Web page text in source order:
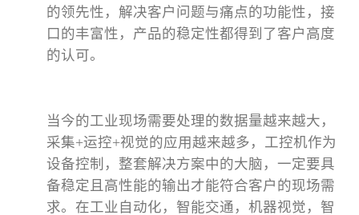
的领先性，解决客户问题与痛点的功能性，接
口的丰富性，产品的稳定性都得到了客户高度
的认可。
当今的工业现场需要处理的数据量越来越大，
采集+运控+视觉的应用越来越多，工控机作为
设备控制，整套解决方案中的大脑，一定要具
备稳定且高性能的输出才能符合客户的现场需
求。在工业自动化，智能交通，机器视觉，智